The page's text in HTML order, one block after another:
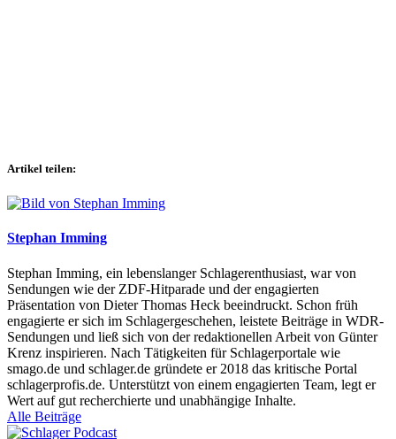
Artikel teilen:
Stephan Imming
Stephan Imming, ein lebenslanger Schlagerenthusiast, war von
Sendungen wie der ZDF-Hitparade und der engagierten
Präsentation von Dieter Thomas Heck beeindruckt. Schon früh
engagierte er sich im Schlagergeschehen, leistete Beiträge in WDR-
Sendungen und ließ sich von der redaktionellen Arbeit von Günter
Krenz inspirieren. Nach Tätigkeiten für Schlagerportale wie
smago.de und schlager.de gründete er 2018 das kritische Portal
schlagerprofis.de. Unterstützt von einem engagierten Team, legt er
Wert auf gut recherchierte und unabhängige Inhalte.
Alle Beiträge